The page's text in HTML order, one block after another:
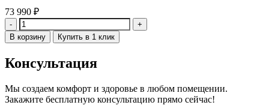
73 990 ₽
Количество
В корзину Купить в 1 клик
Консультация
Мы создаем комфорт и здоровье в любом помещении.
Закажите бесплатную консультацию прямо сейчас!